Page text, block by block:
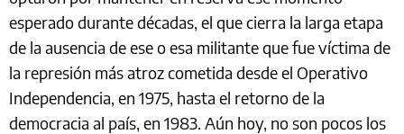
esperado durante décadas, el que cierra la larga etapa
de la ausencia de ese o esa militante que fue víctima de
la represión más atroz cometida desde el Operativo
Independencia, en 1975, hasta el retorno de la
democracia al país, en 1983. Aún hoy, no son pocos los